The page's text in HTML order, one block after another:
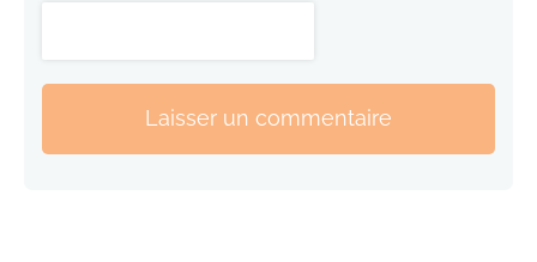
Laisser un commentaire